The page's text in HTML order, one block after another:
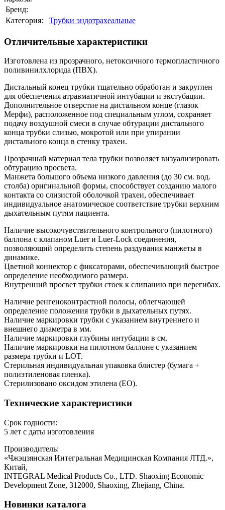
Бренд:
Категория:
Трубки эндотрахеальные
Отличительные характеристики
Изготовлена из прозрачного, нетоксичного термопластичного
поливинилхлорида (ПВХ).
Дистальный конец трубки тщательно обработан и закруглен
для обеспечения атравматичной интубации и экстубации.
Дополнительное отверстие на дистальном конце (глазок
Мерфи), расположенное под специальным углом, сохраняет
подачу воздушной смеси в случае обтурации дистального
конца трубки слизью, мокротой или при упирании
дистального конца в стенку трахеи.
Прозрачный материал тела трубки позволяет визуализировать
обтурацию просвета.
Манжета большого объема низкого давления (до 30 см. вод.
столба) оригинальной формы, способствует созданию малого
контакта со слизистой оболочкой трахеи, обеспечивает
индивидуальное анатомическое соответствие трубки верхним
дыхательным путям пациента.
Наличие высокочувствительного контрольного (пилотного)
баллона с клапаном Luer и Luer-Lock соединения,
позволяющий определить степень раздувания манжеты в
динамике.
Цветной коннектор с фиксаторами, обеспечивающий быстрое
определение необходимого размера.
Внутренний просвет трубки стоек к слипанию при перегибах.
Наличие ренгеноконтрастной полосы, облегчающей
определение положения трубки в дыхательных путях.
Наличие маркировки трубки с указанием внутреннего и
внешнего диаметра в мм.
Наличие маркировки глубины интубации в см.
Наличие маркировки на пилотном баллоне с указанием
размера трубки и LOT.
Стерильная индивидуальная упаковка блистер (бумага +
полиэтиленовая пленка).
Стерилизовано оксидом этилена (ЕО).
Технические характеристики
Срок годности:
5 лет с даты изготовления
Производитель:
«Чжэцзянская Интегральная Медицинская Компания ЛТД.»,
Китай,
INTEGRAL Medical Products Co., LTD. Shaoxing Economic
Development Zone, 312000, Shaoxing, Zhejiang, China.
Новинки каталога